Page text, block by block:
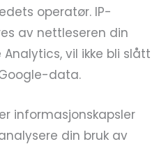
operatør. IP-
av nettleseren din
vil ikke bli slått
data.
informasjonskapsler
din bruk av